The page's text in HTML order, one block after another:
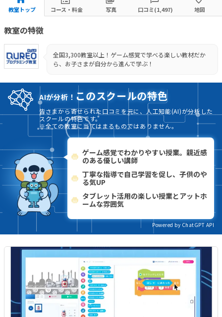
教室トップ コース・料金 写真 口コミ(1,497) 地図
教室の特徴
全国3,300教室以上！ゲーム感覚で学べる楽しい教材だか
ら、お子さまが自分から進んで学ぶ！
AIが分析！ このスクールの特色
皆さまから寄せられた口コミを元に、人工知能(AI)が分析した
スクールの特色です。
※全ての教室に当てはまるものではありません。
ゲーム感覚でわかりやすい授業。親近感
のある優しい講師
丁寧な指導で自己学習を促し、子供のや
る気UP
タブレット活用の楽しい授業とアットホ
ームな雰囲気
Powered by ChatGPT API